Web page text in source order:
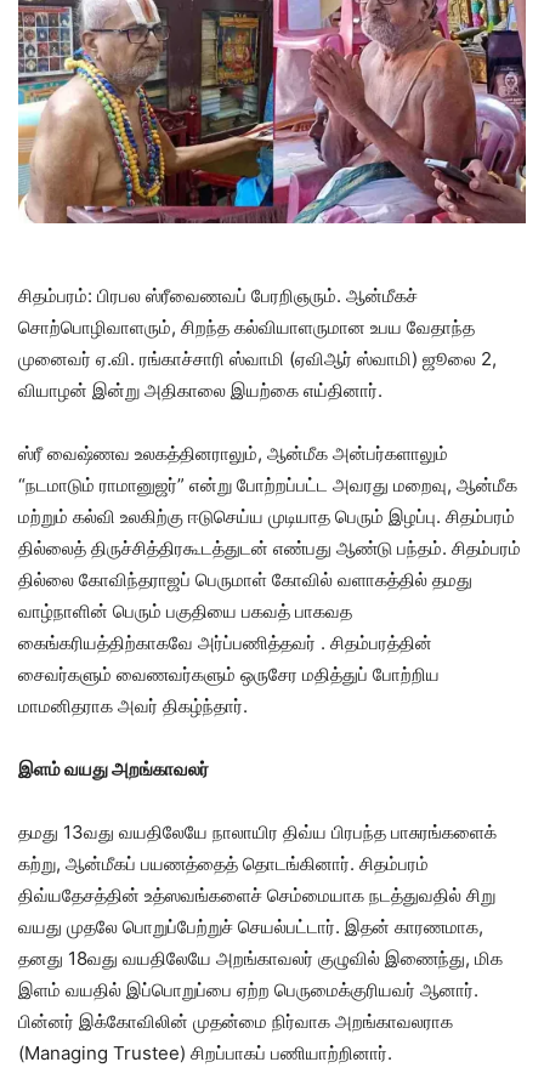
சிதம்பரம்: பிரபல ஸ்ரீவைணவப் பேரறிஞரும். ஆன்மீகச்
சொற்பொழிவாளரும், சிறந்த கல்வியாளருமான உபய வேதாந்த
முனைவர் ஏ.வி. ரங்காச்சாரி ஸ்வாமி (ஏவிஆர் ஸ்வாமி) ஜூலை 2,
வியாழன் இன்று அதிகாலை இயற்கை எய்தினார்.
ஸ்ரீ வைஷ்ணவ உலகத்தினராலும், ஆன்மீக அன்பர்களாலும்
“நடமாடும் ராமானுஜர்” என்று போற்றப்பட்ட அவரது மறைவு, ஆன்மீக
மற்றும் கல்வி உலகிற்கு ஈடுசெய்ய முடியாத பெரும் இழப்பு. சிதம்பரம்
தில்லைத் திருச்சித்திரகூடத்துடன் எண்பது ஆண்டு பந்தம். சிதம்பரம்
தில்லை கோவிந்தராஜப் பெருமாள் கோவில் வளாகத்தில் தமது
வாழ்நாளின் பெரும் பகுதியை பகவத் பாகவத
கைங்கரியத்திற்காகவே அர்ப்பணித்தவர் . சிதம்பரத்தின்
சைவர்களும் வைணவர்களும் ஒருசேர மதித்துப் போற்றிய
மாமனிதராக அவர் திகழ்ந்தார்.
இளம் வயது அறங்காவலர்
தமது 13வது வயதிலேயே நாலாயிர திவ்ய பிரபந்த பாசுரங்களைக்
கற்று, ஆன்மீகப் பயணத்தைத் தொடங்கினார். சிதம்பரம்
திவ்யதேசத்தின் உத்ஸவங்களைச் செம்மையாக நடத்துவதில் சிறு
வயது முதலே பொறுப்பேற்றுச் செயல்பட்டார். இதன் காரணமாக,
தனது 18வது வயதிலேயே அறங்காவலர் குழுவில் இணைந்து, மிக
இளம் வயதில் இப்பொறுப்பை ஏற்ற பெருமைக்குரியவர் ஆனார்.
பின்னர் இக்கோவிலின் முதன்மை நிர்வாக அறங்காவலராக
(Managing Trustee) சிறப்பாகப் பணியாற்றினார்.